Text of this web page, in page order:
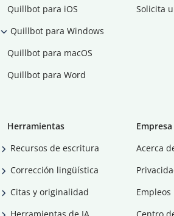
Quillbot para iOS
Quillbot para Windows
Quillbot para macOS
Quillbot para Word
Solicita
Herramientas
Recursos de escritura
Corrección lingüística
Citas y originalidad
Empresa
Acerca
Empleos